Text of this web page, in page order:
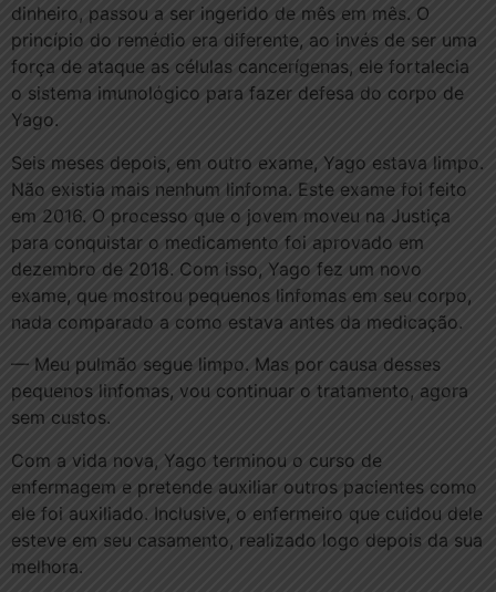
dinheiro, passou a ser ingerido de mês em mês. O
princípio do remédio era diferente, ao invés de ser uma
força de ataque as células cancerígenas, ele fortalecia
o sistema imunológico para fazer defesa do corpo de
Yago.
Seis meses depois, em outro exame, Yago estava limpo.
Não existia mais nenhum linfoma. Este exame foi feito
em 2016. O processo que o jovem moveu na Justiça
para conquistar o medicamento foi aprovado em
dezembro de 2018. Com isso, Yago fez um novo
exame, que mostrou pequenos linfomas em seu corpo,
nada comparado a como estava antes da medicação.
— Meu pulmão segue limpo. Mas por causa desses
pequenos linfomas, vou continuar o tratamento, agora
sem custos.
Com a vida nova, Yago terminou o curso de
enfermagem e pretende auxiliar outros pacientes como
ele foi auxiliado. Inclusive, o enfermeiro que cuidou dele
esteve em seu casamento, realizado logo depois da sua
melhora.